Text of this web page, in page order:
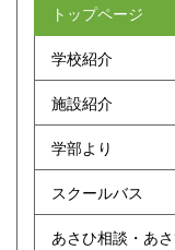
トップページ
学校紹介
施設紹介
学部より
スクールバス
あさひ相談・あ